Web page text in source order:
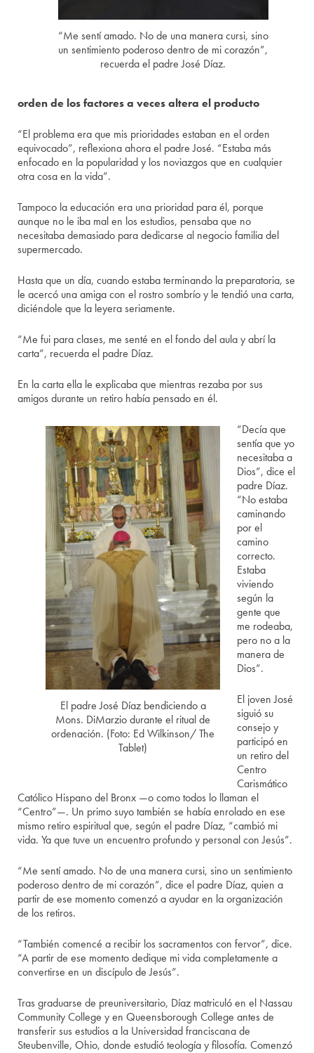
“Me sentí amado. No de una manera cursi, sino
un sentimiento poderoso dentro de mi corazón”,
recuerda el padre José Díaz.
orden de los factores a veces altera el producto
“El problema era que mis prioridades estaban en el orden
equivocado”, reflexiona ahora el padre José. “Estaba más
enfocado en la popularidad y los noviazgos que en cualquier
otra cosa en la vida”.
Tampoco la educación era una prioridad para él, porque
aunque no le iba mal en los estudios, pensaba que no
necesitaba demasiado para dedicarse al negocio familia del
supermercado.
Hasta que un día, cuando estaba terminando la preparatoria, se
le acercó una amiga con el rostro sombrío y le tendió una carta,
diciéndole que la leyera seriamente.
“Me fui para clases, me senté en el fondo del aula y abrí la
carta”, recuerda el padre Díaz.
En la carta ella le explicaba que mientras rezaba por sus
amigos durante un retiro había pensado en él.
El padre José Díaz bendiciendo a
Mons. DiMarzio durante el ritual de
ordenación. (Foto: Ed Wilkinson/ The
Tablet)
“Decía que
sentía que yo
necesitaba a
Dios”, dice el
padre Díaz.
“No estaba
caminando
por el
camino
correcto.
Estaba
viviendo
según la
gente que
me rodeaba,
pero no a la
manera de
Dios”.
El joven José
siguió su
consejo y
participó en
un retiro del
Centro
Carismático
Católico Hispano del Bronx —o como todos lo llaman el
“Centro”—. Un primo suyo también se había enrolado en ese
mismo retiro espiritual que, según el padre Díaz, “cambió mi
vida. Ya que tuve un encuentro profundo y personal con Jesús”.
“Me sentí amado. No de una manera cursi, sino un sentimiento
poderoso dentro de mi corazón”, dice el padre Díaz, quien a
partir de ese momento comenzó a ayudar en la organización
de los retiros.
“También comencé a recibir los sacramentos con fervor”, dice.
“A partir de ese momento dedique mi vida completamente a
convertirse en un discípulo de Jesús”.
Tras graduarse de preuniversitario, Díaz matriculó en el Nassau
Community College y en Queensborough College antes de
transferir sus estudios a la Universidad franciscana de
Steubenville, Ohio, donde estudió teología y filosofía. Comenzó